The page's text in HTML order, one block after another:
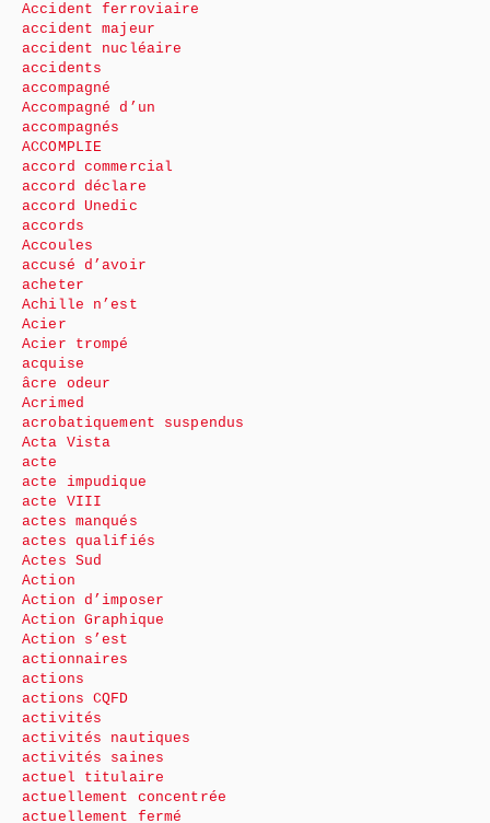
Accident ferroviaire
accident majeur
accident nucléaire
accidents
accompagné
Accompagné d’un
accompagnés
ACCOMPLIE
accord commercial
accord déclare
accord Unedic
accords
Accoules
accusé d’avoir
acheter
Achille n’est
Acier
Acier trompé
acquise
âcre odeur
Acrimed
acrobatiquement suspendus
Acta Vista
acte
acte impudique
acte VIII
actes manqués
actes qualifiés
Actes Sud
Action
Action d’imposer
Action Graphique
Action s’est
actionnaires
actions
actions CQFD
activités
activités nautiques
activités saines
actuel titulaire
actuellement concentrée
actuellement fermé